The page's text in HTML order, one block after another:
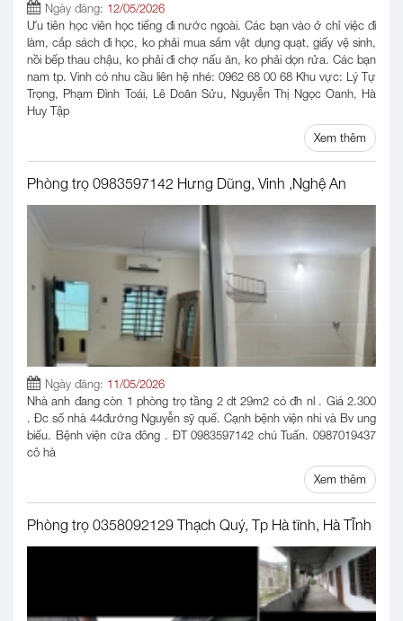
Ngày đăng: 12/05/2026
Ưu tiên học viên học tiếng đi nước ngoài. Các bạn vào ở chỉ việc đi
làm, cắp sách đi học, ko phải mua sắm vật dụng quạt, giấy vệ sinh,
nồi bếp thau chậu, ko phải đi chợ nấu ăn, ko phải dọn rửa. Các bạn
nam tp. Vinh có nhu cầu liên hệ nhé: 0962 68 00 68 Khu vực: Lý Tự
Trọng, Phạm Đình Toái, Lê Doãn Sửu, Nguyễn Thị Ngọc Oanh, Hà
Huy Tập
Xem thêm
Phòng trọ 0983597142 Hưng Dũng, Vinh ,Nghệ An
Ngày đăng: 11/05/2026
Nhà anh đang còn 1 phòng trọ tầng 2 dt 29m2 có đh nl . Giá 2.300
. Đc số nhà 44đường Nguyễn sỹ quế. Cạnh bệnh viện nhi và Bv ung
biếu. Bệnh viện cữa đông . ĐT 0983597142 chú Tuấn. 0987019437
cô hà
Xem thêm
Phòng trọ 0358092129 Thạch Quý, Tp Hà tĩnh, Hà TĨnh